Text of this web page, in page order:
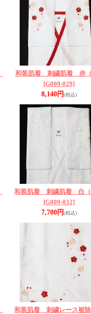
和装肌着 刺繍肌着 赤（
[G009-029]
8,140円(税込)
和装肌着 刺繍肌着 白（
[G009-032]
7,700円(税込)
和装肌着 刺繍レース裾